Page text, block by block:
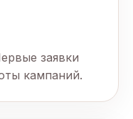
заявки
кампаний.